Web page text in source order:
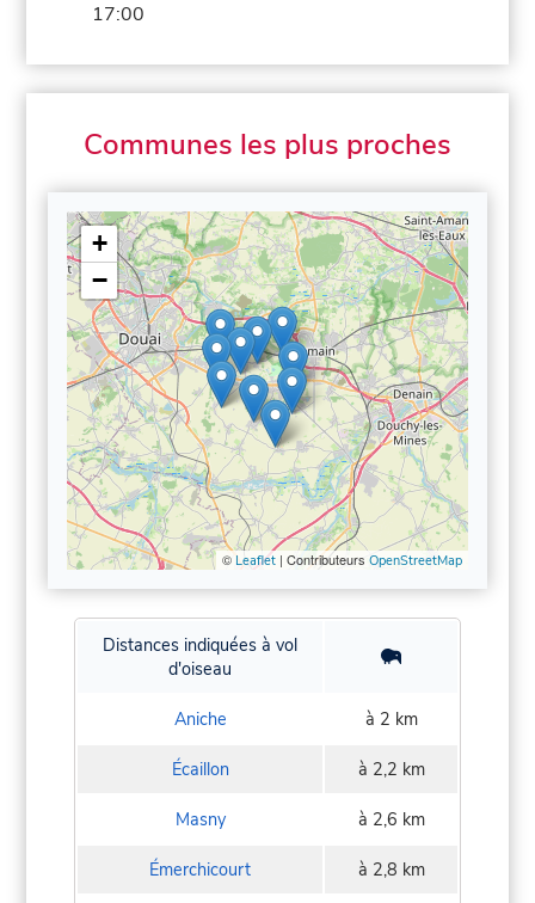
17:00
Communes les plus proches
+
−
© Leaflet| Contributeurs OpenStreetMap
Distances indiquées à vol
d'oiseau
Aniche à 2 km
Écaillon à 2,2 km
Masny à 2,6 km
Émerchicourt à 2,8 km